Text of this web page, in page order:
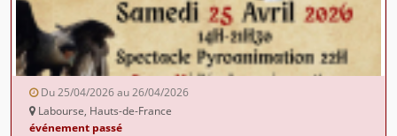
Du 25/04/2026 au 26/04/2026
Labourse, Hauts-de-France
événement passé